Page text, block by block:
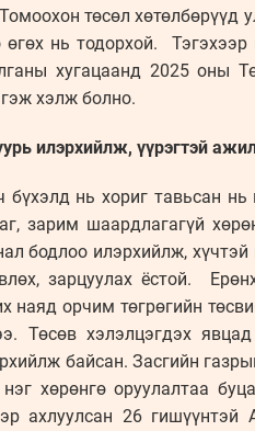
төсөл
нь тодорхой.
хугацаанд 2025 оны
хэлж болно.
илэрхийлж, үүрэгтэй
нь хориг тавьсан
зарим шаардлагагүй
бодлоо илэрхийлж,
зарцуулах ёстой.
наяд орчим төгрөгийн
Төсөв хэлэлцэгдэх
байсан. Засгийн
хөрөнгө оруулалтаа
ахлуулсан 26 гишүүнтэй